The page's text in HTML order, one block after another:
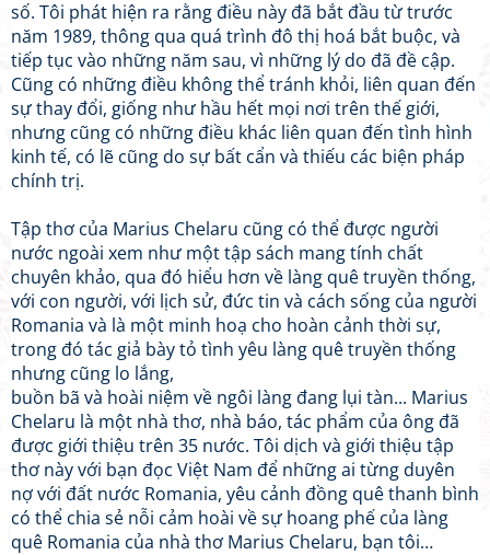
số. Tôi phát hiện ra rằng điều này đã bắt đầu từ trước
năm 1989, thông qua quá trình đô thị hoá bắt buộc, và
tiếp tục vào những năm sau, vì những lý do đã đề cập.
Cũng có những điều không thể tránh khỏi, liên quan đến
sự thay đổi, giống như hầu hết mọi nơi trên thế giới,
nhưng cũng có những điều khác liên quan đến tình hình
kinh tế, có lẽ cũng do sự bất cẩn và thiếu các biện pháp
chính trị.
Tập thơ của Marius Chelaru cũng có thể được người
nước ngoài xem như một tập sách mang tính chất
chuyên khảo, qua đó hiểu hơn về làng quê truyền thống,
với con người, với lịch sử, đức tin và cách sống của người
Romania và là một minh hoạ cho hoàn cảnh thời sự,
trong đó tác giả bày tỏ tình yêu làng quê truyền thống
nhưng cũng lo lắng,
buồn bã và hoài niệm về ngôi làng đang lụi tàn... Marius
Chelaru là một nhà thơ, nhà báo, tác phẩm của ông đã
được giới thiệu trên 35 nước. Tôi dịch và giới thiệu tập
thơ này với bạn đọc Việt Nam để những ai từng duyên
nợ với đất nước Romania, yêu cảnh đồng quê thanh bình
có thể chia sẻ nỗi cảm hoài về sự hoang phế của làng
quê Romania của nhà thơ Marius Chelaru, bạn tôi…